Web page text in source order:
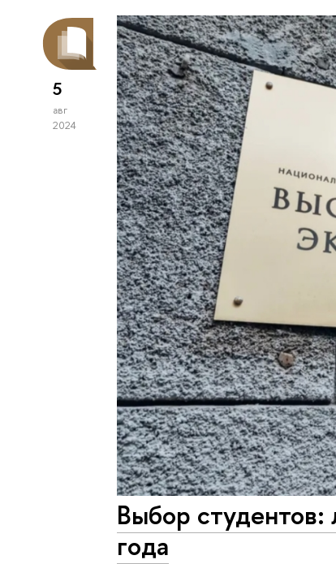
5
авг
2024
Выбор
года